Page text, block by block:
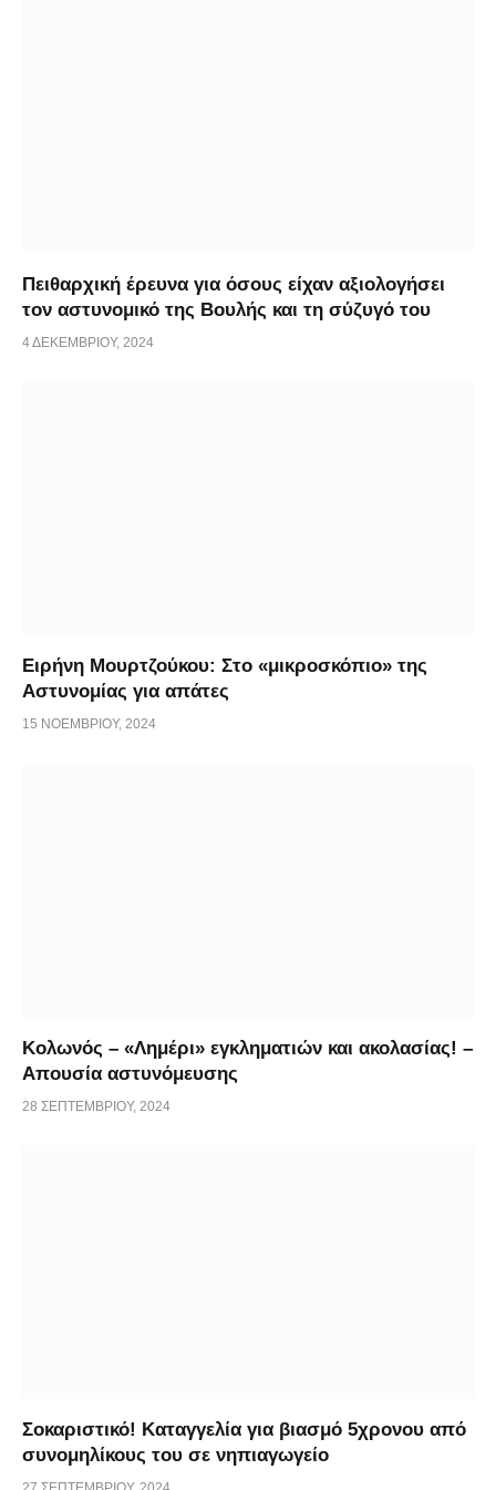
Πειθαρχική έρευνα για όσους είχαν αξιολογήσει
τον αστυνομικό της Βουλής και τη σύζυγό του
4 ΔΕΚΕΜΒΡΊΟΥ, 2024
Ειρήνη Μουρτζούκου: Στο «μικροσκόπιο» της
Αστυνομίας για απάτες
15 ΝΟΕΜΒΡΊΟΥ, 2024
Κολωνός – «Λημέρι» εγκληματιών και ακολασίας! –
Απουσία αστυνόμευσης
28 ΣΕΠΤΕΜΒΡΊΟΥ, 2024
Σοκαριστικό! Καταγγελία για βιασμό 5χρονου από
συνομηλίκους του σε νηπιαγωγείο